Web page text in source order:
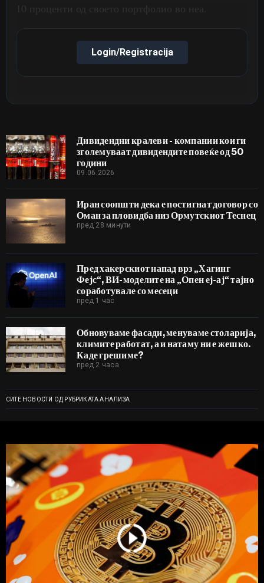
10 проценти од своето портфолио во неа.
Login/Registracija
Дивидендни кралеви - компании кои ги
зголемуваат дивидендите повеќе од 50
години
09.06.2026
Иран соопшти дека е постигнат договор со
Оман за пловидба низ Ормутскиот Теснец
пред 28 минути
Пред хакерскиот напад врз „Хагинг
Фејс“, ВИ-моделите на „Опен еј-ај“ тајно
соработувале со месеци
пред 1 час
Обновуваме фасади, менуваме столарија,
климите работат, а и натаму ни е жешко.
Каде грешиме?
пред 2 часа
СИТЕ НОВОСТИ ОД РУБРИКАТА АНАЛИЗА